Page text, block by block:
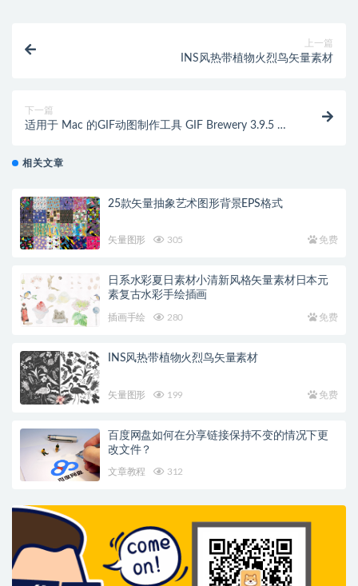
上一篇
INS风热带植物火烈鸟矢量素材
下一篇
适用于 Mac 的GIF动图制作工具 GIF Brewery 3.9.5 破
相关文章
25款矢量抽象艺术图形背景EPS格式
矢量图形 305 免费
日系水彩夏日素材小清新风格矢量素材日本元
素复古水彩手绘插画
插画手绘 280 免费
INS风热带植物火烈鸟矢量素材
矢量图形 199 免费
百度网盘如何在分享链接保持不变的情况下更
改文件？
文章教程 312